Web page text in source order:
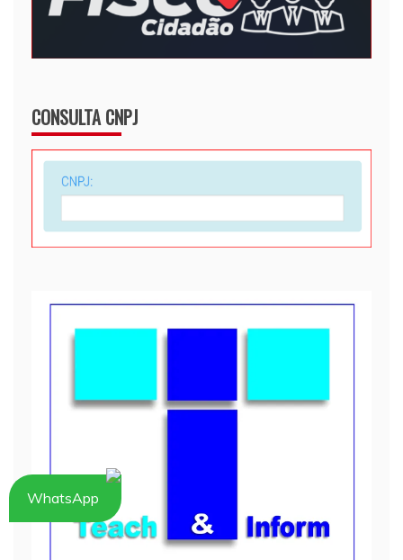
CONSULTA CNPJ
WhatsApp